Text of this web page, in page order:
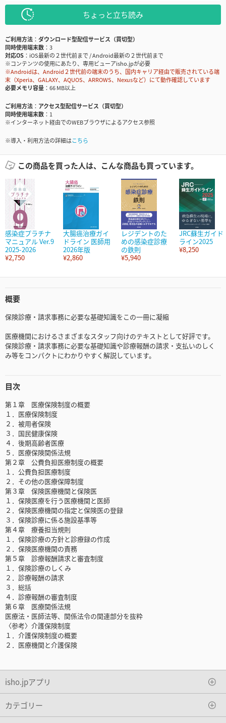
ちょっと立ち読み
ご利用方法
ダウンロード型配信サービス（買切型）
同時使用端末数
3
対応OS
iOS最新の２世代前まで / Android最新の２世代前まで
※コンテンツの使用にあたり、専用ビューアisho.jpが必要
※Androidは、Android２世代前の端末のうち、国内キャリア経由で販売されている端
末（Xperia、GALAXY、AQUOS、ARROWS、Nexusなど）にて動作確認しています
必要メモリ容量
66 MB以上
ご利用方法
アクセス型配信サービス（買切型）
同時使用端末数
1
※インターネット経由でのWEBブラウザによるアクセス参照
※導入・利用方法の詳細はこちら
この商品を買った人は、こんな商品も買っています。
感染症プラチナ
マニュアル Ver.9
2025-2026
¥2,750
大腸癌治療ガイ
ドライン 医師用
2026年版
¥2,860
レジデントのた
めの感染症診療
の鉄則
¥5,940
JRC蘇生ガイド
ライン2025
¥8,250
概要
保険診療・請求事務に必要な基礎知識をこの一冊に凝縮
医療機関におけるさまざまなスタッフ向けのテキストとして好評です。
保険診療・請求事務に必要な基礎知識や診療報酬の請求・支払いのしく
み等をコンパクトにわかりやすく解説しています。
目次
第１章 医療保険制度の概要
１．医療保険制度
２．被用者保険
３．国民健康保険
４．後期高齢者医療
５．医療保険関係法規
第２章 公費負担医療制度の概要
１．公費負担医療制度
２．その他の医療保障制度
第３章 保険医療機関と保険医
１．保険医療を行う医療機関と医師
２．保険医療機関の指定と保険医の登録
３．保険診療に係る施設基準等
第４章 療養担当規則
１．保険診療の方針と診療録の作成
２．保険医療機関の責務
第５章 診療報酬請求と審査制度
１．保険診療のしくみ
２．診療報酬の請求
３．総括
４．診療報酬の審査制度
第６章 医療関係法規
医療法・医師法等、関係法令の関連部分を抜粋
〈参考〉介護保険制度
１．介護保険制度の概要
２．医療機関と介護保険
isho.jpアプリ
カテゴリー